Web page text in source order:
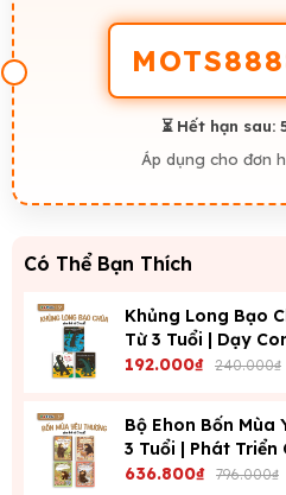
⏳ Hết hạn sau:
Áp dụng cho đơn
Có Thể Bạn Thích
Khủng Long Bạo
Từ 3 Tuổi | Dạy
192.000₫ 240.000₫
Bộ Ehon Bốn Mùa
3 Tuổi | Phát Triển
636.800₫ 796.000₫